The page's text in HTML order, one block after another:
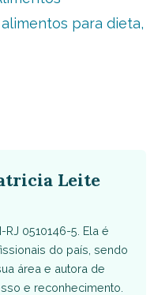
alimentos para dieta,
Leite
0510146-5. Ela é
do país, sendo
área e autora de
e reconhecimento.